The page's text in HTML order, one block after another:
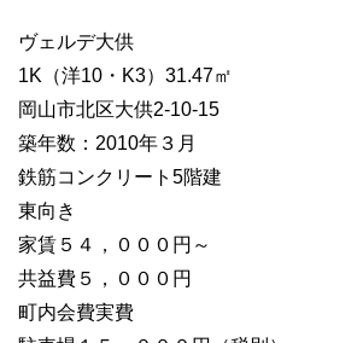
ヴェルデ大供
1K（洋10・K3）31.47㎡
岡山市北区大供2-10-15
築年数：2010年３月
鉄筋コンクリート5階建
東向き
家賃５４，０００円～
共益費５，０００円
町内会費実費